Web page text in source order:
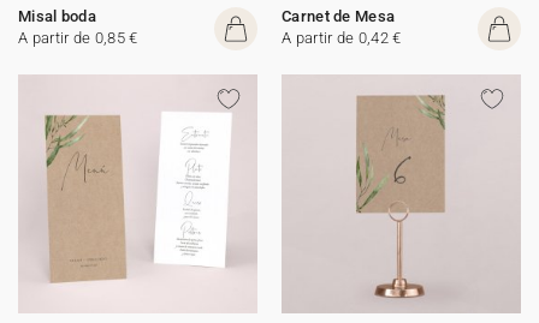
Misal boda
A partir de 0,85 €
Carnet de Mesa
A partir de 0,42 €